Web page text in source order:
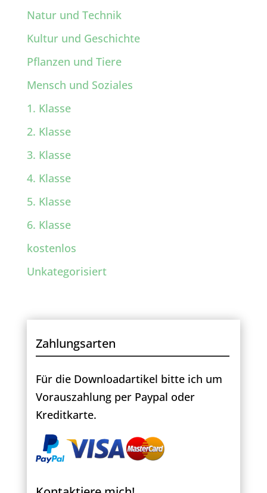
Natur und Technik
Kultur und Geschichte
Pflanzen und Tiere
Mensch und Soziales
1. Klasse
2. Klasse
3. Klasse
4. Klasse
5. Klasse
6. Klasse
kostenlos
Unkategorisiert
Zahlungsarten
Für die Downloadartikel bitte ich um
Vorauszahlung per Paypal oder
Kreditkarte.